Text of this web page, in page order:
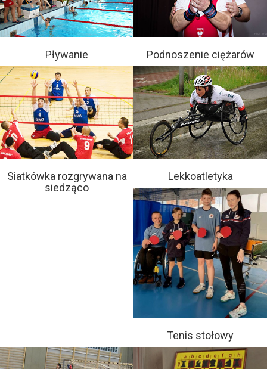
Pływanie Podnoszenie ciężarów
Siatkówka rozgrywana na
siedząco
Lekkoatletyka
Tenis stołowy